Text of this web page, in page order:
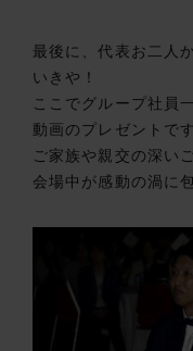
最後に、代表お二人
いきや！
ここでグループ社員
動画のプレゼントです
ご家族や親交の深い
会場中が感動の渦に